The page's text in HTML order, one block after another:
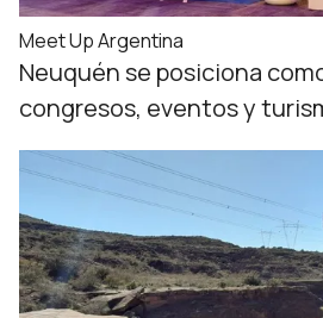
Meet Up Argentina
Neuquén se posiciona
congresos, eventos y